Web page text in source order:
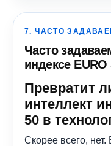
7. ЧАСТО
Часто
индексе EURO
Превратит
интеллект
50 в
Скорее всего,